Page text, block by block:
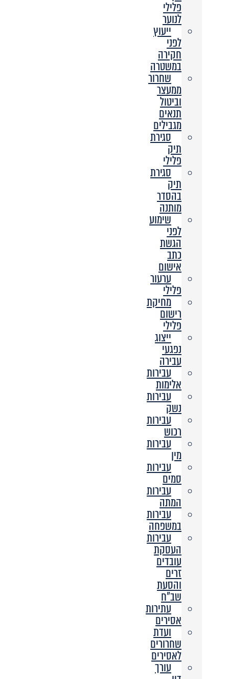
פלילי
לנוער
ייעוץ
לפני
חקירה
במשטרה
שחרור
ממעצר
וביטול
תנאים
מגבילים
סגירת
תיק
פלילי
סגירת
תיק
בהסדר
מותנה
שימוע
לפני
הגשת
כתב
אישום
ערעור
פלילי
מחיקת
רישום
פלילי
ייצוג
נפגעי
עבירה
עבירות
אלימות
עבירות
נשק
עבירות
רכוש
עבירות
מין
עבירות
סמים
עבירות
המתה
עבירות
במשפחה
עבירות
העסקת
עובדים
זרים
והסעת
שב”ח
עתירות
אסירים
ועדת
שחרורים
לאסירים
עורך